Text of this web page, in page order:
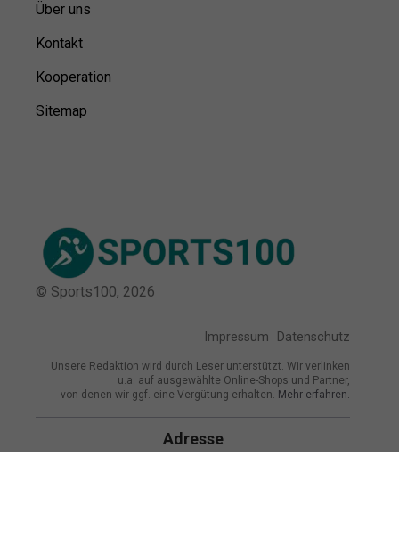
Über uns
Kontakt
Kooperation
Sitemap
© Sports100, 2026
Impressum Datenschutz
Unsere Redaktion wird durch Leser unterstützt. Wir verlinken
u.a. auf ausgewählte Online-Shops und Partner,
von denen wir ggf. eine Vergütung erhalten. Mehr erfahren.
Adresse